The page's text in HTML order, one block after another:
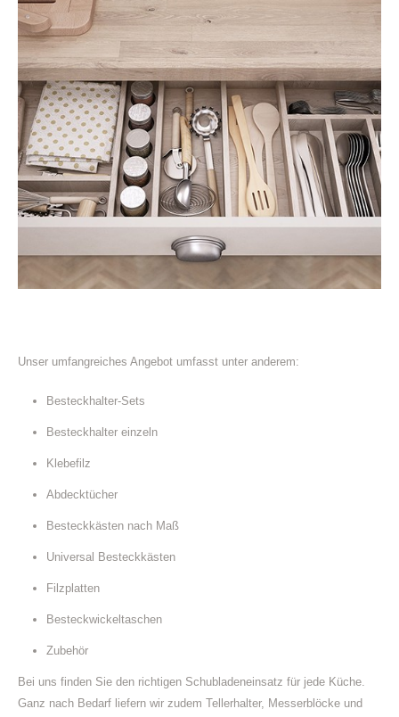
Unser umfangreiches Angebot umfasst unter anderem:
Besteckhalter-Sets
Besteckhalter einzeln
Klebefilz
Abdecktücher
Besteckkästen nach Maß
Universal Besteckkästen
Filzplatten
Besteckwickeltaschen
Zubehör
Bei uns finden Sie den richtigen Schubladeneinsatz für jede Küche.
Ganz nach Bedarf liefern wir zudem Tellerhalter, Messerblöcke und